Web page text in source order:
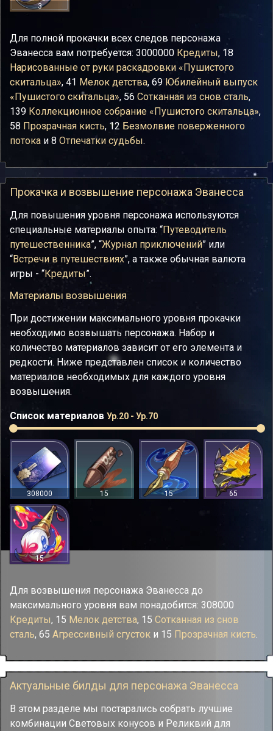
3
Для полной прокачки всех следов персонажа
Эванесса вам потребуется: 3000000 Кредиты, 18
Нарисованные от руки раскадровки «Пушистого
скитальца», 41 Мелок детства, 69 Юбилейный выпуск
«Пушистого скитальца», 56 Сотканная из снов сталь,
139 Коллекционное собрание «Пушистого скитальца»,
58 Прозрачная кисть, 12 Безмолвие поверженного
потока и 8 Отпечатки судьбы.
Прокачка и возвышение персонажа Эванесса
Для повышения уровня персонажа используются
специальные материалы опыта: “Путеводитель
путешественника”, “Журнал приключений” или
“Встречи в путешествиях”, а также обычная валюта
игры - “Кредиты”.
Материалы возвышения
При достижении максимального уровня прокачки
необходимо возвышать персонажа. Набор и
количество материалов зависит от его элемента и
редкости. Ниже представлен список и количество
материалов необходимых для каждого уровня
возвышения.
Список материалов Ур.20 - Ур.70
308000 15 15 65
15
Для возвышения персонажа Эванесса до
максимального уровня вам понадобится: 308000
Кредиты, 15 Мелок детства, 15 Сотканная из снов
сталь, 65 Агрессивный сгусток и 15 Прозрачная кисть.
Актуальные билды для персонажа Эванесса
В этом разделе мы постарались собрать лучшие
комбинации Световых конусов и Реликвий для